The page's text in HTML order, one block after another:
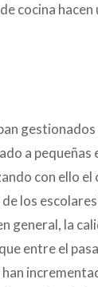
cocina hacen
a pequeñas
con ello
los
general, la
entre el